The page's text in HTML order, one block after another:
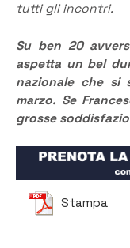
tutti gli incontri.
Su ben 20
aspetta un bel
nazionale che si
marzo. Se
grosse
Stampa